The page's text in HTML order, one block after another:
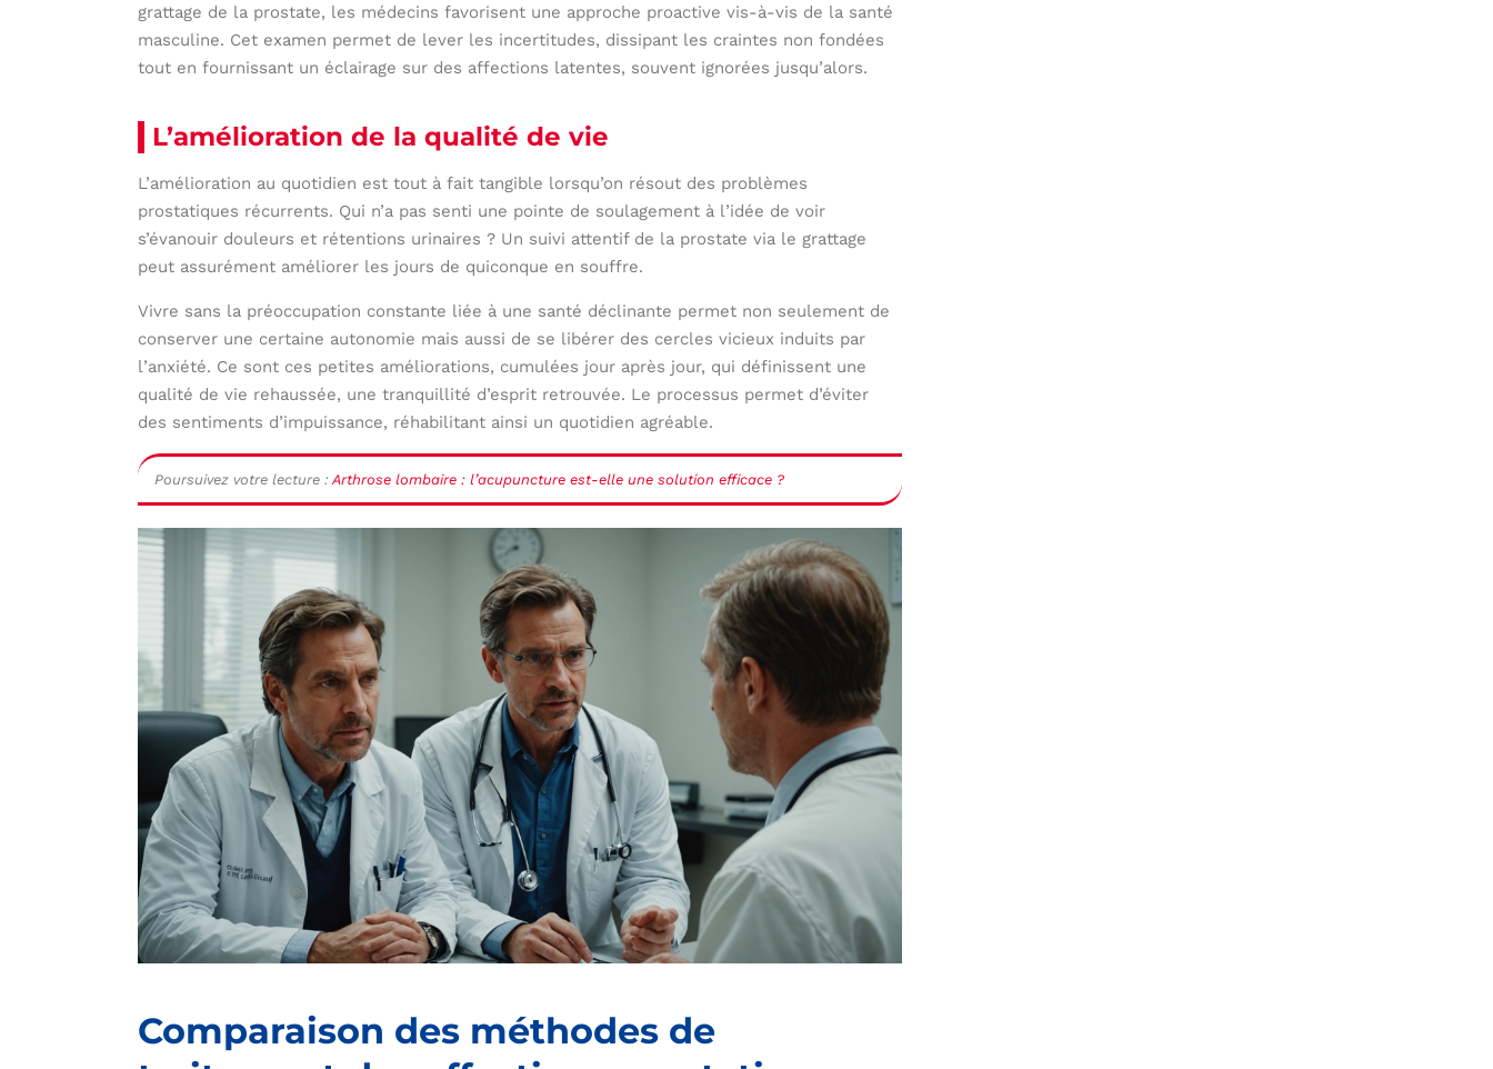
grattage de la prostate, les médecins favorisent une approche proactive vis-à-vis de la santé
masculine. Cet examen permet de lever les incertitudes, dissipant les craintes non fondées
tout en fournissant un éclairage sur des affections latentes, souvent ignorées jusqu’alors.
L’amélioration de la qualité de vie
L’amélioration au quotidien est tout à fait tangible lorsqu’on résout des problèmes
prostatiques récurrents. Qui n’a pas senti une pointe de soulagement à l’idée de voir
s’évanouir douleurs et rétentions urinaires ? Un suivi attentif de la prostate via le grattage
peut assurément améliorer les jours de quiconque en souffre.
Vivre sans la préoccupation constante liée à une santé déclinante permet non seulement de
conserver une certaine autonomie mais aussi de se libérer des cercles vicieux induits par
l’anxiété. Ce sont ces petites améliorations, cumulées jour après jour, qui définissent une
qualité de vie rehaussée, une tranquillité d’esprit retrouvée. Le processus permet d’éviter
des sentiments d’impuissance, réhabilitant ainsi un quotidien agréable.
Poursuivez votre lecture :Arthrose lombaire : l’acupuncture est-elle une solution efficace ?
Comparaison des méthodes de